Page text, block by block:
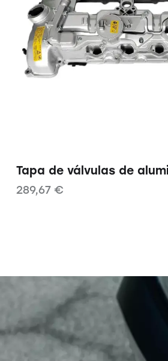
Tapa de válvulas de
289,67 €